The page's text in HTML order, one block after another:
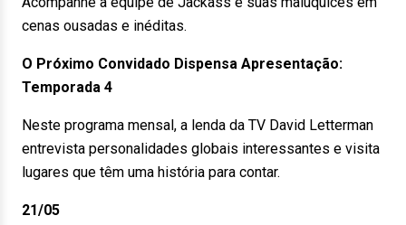
cenas ousadas e inéditas.
O Próximo Convidado Dispensa Apresentação:
Temporada 4
Neste programa mensal, a lenda da TV David Letterman
entrevista personalidades globais interessantes e visita
lugares que têm uma história para contar.
21/05